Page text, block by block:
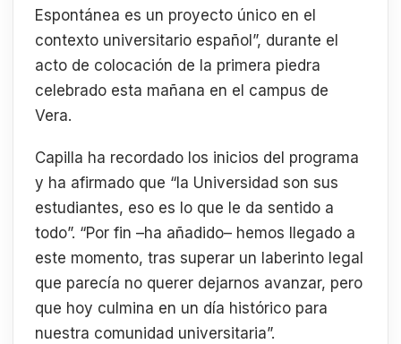
Espontánea es un proyecto único en el
contexto universitario español”, durante el
acto de colocación de la primera piedra
celebrado esta mañana en el campus de
Vera.
Capilla ha recordado los inicios del programa
y ha afirmado que “la Universidad son sus
estudiantes, eso es lo que le da sentido a
todo”. “Por fin –ha añadido– hemos llegado a
este momento, tras superar un laberinto legal
que parecía no querer dejarnos avanzar, pero
que hoy culmina en un día histórico para
nuestra comunidad universitaria”.